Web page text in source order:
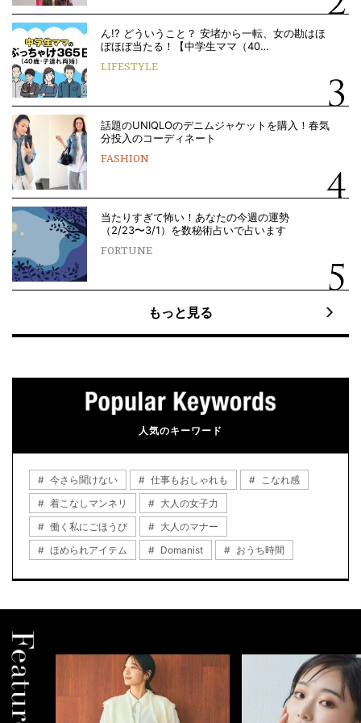
ん!? どういうこと？ 安堵から一転、女の勘はほ
ぼほぼ当たる！【中学生ママ（40…
LIFESTYLE
話題のUNIQLOのデニムジャケットを購入！春気
分投入のコーディネート
FASHION
当たりすぎて怖い！あなたの今週の運勢
（2/23〜3/1）を数秘術占いで占います
FORTUNE
もっと見る
人気のキーワード
今さら聞けない 仕事もおしゃれも
こなれ感
着こなしマンネリ
大人の女子力
働く私にごほうび
大人のマナー
ほめられアイテム
Domanist おうち時間